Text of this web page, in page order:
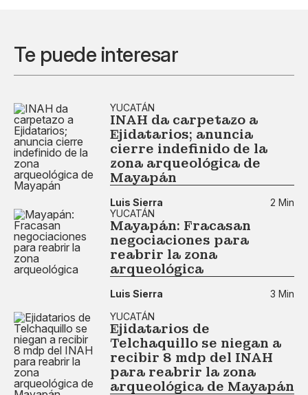
Te puede interesar
YUCATÁN
INAH da carpetazo a
Ejidatarios; anuncia
cierre indefinido de la
zona arqueológica de
Mayapán
Luis Sierra
2 Min
YUCATÁN
Mayapán: Fracasan
negociaciones para
reabrir la zona
arqueológica
Luis Sierra
3 Min
YUCATÁN
Ejidatarios de
Telchaquillo se niegan a
recibir 8 mdp del INAH
para reabrir la zona
arqueológica de Mayapán